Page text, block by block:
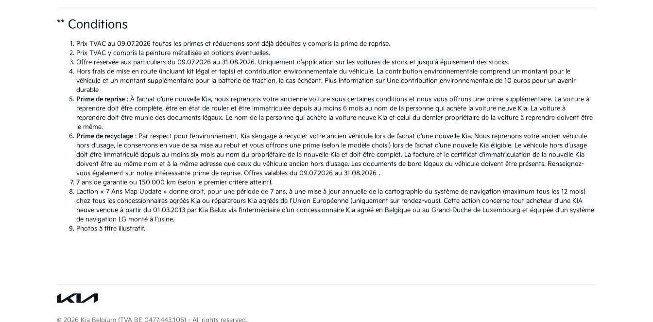
** Conditions
Prix TVAC au 09.07.2026 toutes les primes et réductions sont déjà déduites y compris la prime de reprise.
Prix TVAC y compris la peinture métallisée et options éventuelles.
Offre réservée aux particuliers du 09.07.2026 au 31.08.2026. Uniquement d’application sur les voitures de stock et jusqu'à épuisement des stocks.
Hors frais de mise en route (incluant kit légal et tapis) et contribution environnementale du véhicule. La contribution environnementale comprend un montant pour le
véhicule et un montant supplémentaire pour la batterie de traction, le cas échéant. Plus information sur Une contribution environnementale de 10 euros pour un avenir
durable
Prime de reprise : À l’achat d’une nouvelle Kia, nous reprenons votre ancienne voiture sous certaines conditions et nous vous offrons une prime supplémentaire. La voiture à
reprendre doit être complète, être en état de rouler et être immatriculée depuis au moins 6 mois au nom de la personne qui achète la voiture neuve Kia. La voiture à
reprendre doit être munie des documents légaux. Le nom de la personne qui achète la voiture neuve Kia et celui du dernier propriétaire de la voiture à reprendre doivent être
le même.
Prime de recyclage : Par respect pour l’environnement, Kia s’engage à recycler votre ancien véhicule lors de l’achat d’une nouvelle Kia. Nous reprenons votre ancien véhicule
hors d’usage, le conservons en vue de sa mise au rebut et vous offrons une prime (selon le modèle choisi) lors de l’achat d’une nouvelle Kia éligible. Le véhicule hors d’usage
doit être immatriculé depuis au moins six mois au nom du propriétaire de la nouvelle Kia et doit être complet. La facture et le certificat d’immatriculation de la nouvelle Kia
doivent être au même nom et à la même adresse que ceux du véhicule ancien hors d’usage. Les documents de bord légaux du véhicule doivent être présents. Renseignez-
vous également sur notre intéressante prime de reprise. Offres valables du 09.07.2026 au 31.08.2026 .
7 ans de garantie ou 150.000 km (selon le premier critère atteint).
L’action « 7 Ans Map Update » donne droit, pour une période de 7 ans, à une mise à jour annuelle de la cartographie du système de navigation (maximum tous les 12 mois)
chez tous les concessionnaires agréés Kia ou réparateurs Kia agréés de l’Union Européenne (uniquement sur rendez-vous). Cette action concerne tout acheteur d’une KIA
neuve vendue à partir du 01.03.2013 par Kia Belux via l’intermédiaire d’un concessionnaire Kia agréé en Belgique ou au Grand-Duché de Luxembourg et équipée d’un système
de navigation LG monté à l’usine.
Photos à titre illustratif.
© 2026 Kia Belgium (TVA BE 0477.443.106) - All rights reserved.